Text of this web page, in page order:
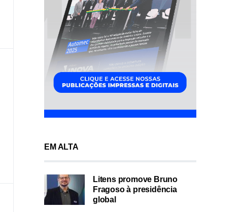
EM ALTA
Litens promove Bruno
Fragoso à presidência
global